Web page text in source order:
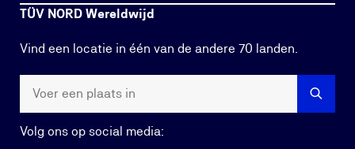
TÜV NORD Wereldwijd
Vind een locatie in één van de andere 70 landen.
Volg ons op social media: